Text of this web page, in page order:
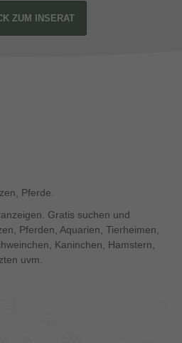
ZUM INSERAT
Pferde.
Gratis suchen und
Pferden, Aquarien, Tierheimen,
Kaninchen, Hamstern,
uvm.